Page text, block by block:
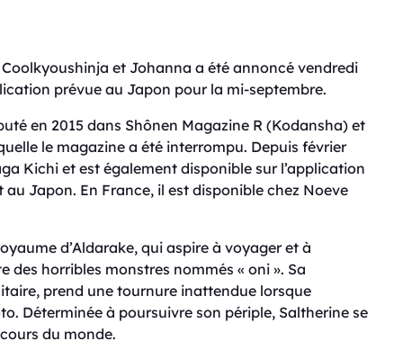
et Johanna a été annoncé vendredi
prévue au Japon pour la mi-septembre.
en 2015 dans Shônen Magazine R (Kodansha) et
le magazine a été interrompu. Depuis février
Kichi et est également disponible sur l’application
Japon. En France, il est disponible chez Noeve
d’Aldarake, qui aspire à voyager et à
horribles monstres nommés « oni ». Sa
prend une tournure inattendue lorsque
Déterminée à poursuivre son périple, Saltherine se
du monde.